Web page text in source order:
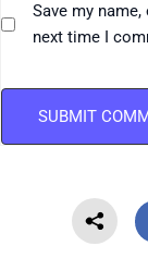
Save my
next time I